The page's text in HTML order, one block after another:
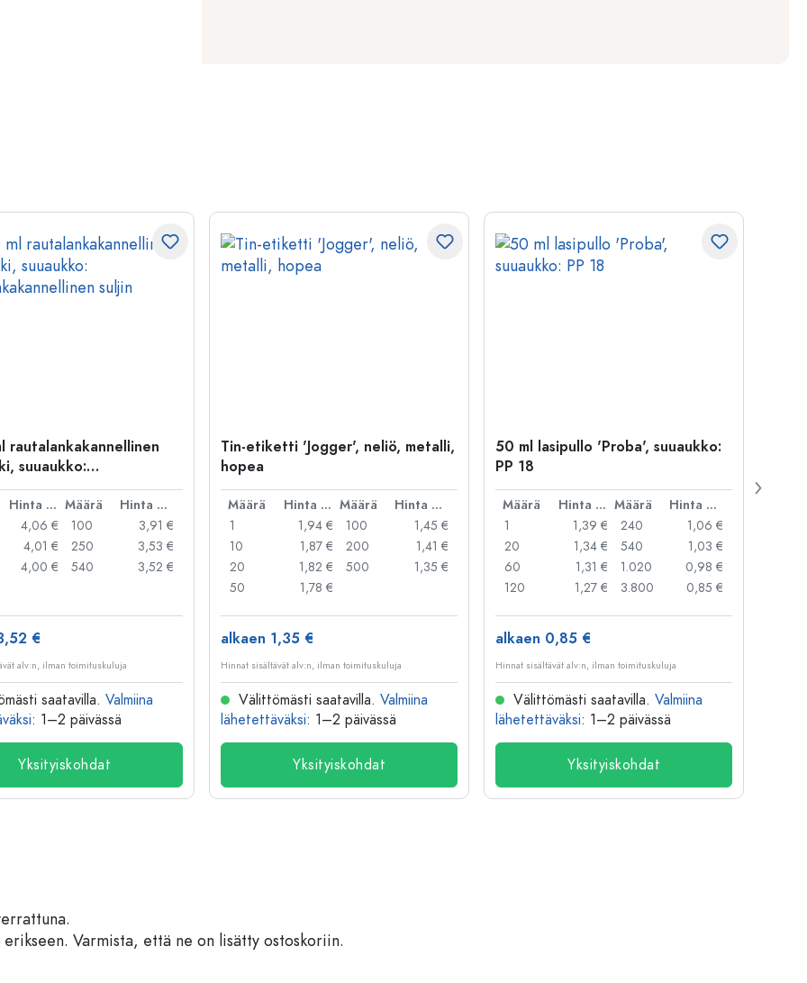
rautalankakannellinen
suuaukko:
suljin
Hinta per kpl Määrä
Hinta per kpl
4,06 €
4,01 €
4,00 €
100
3,91 €
250
3,53 €
540
3,52 €
€
alv:n, ilman toimituskuluja
saatavilla. Valmiina
: 1–2 päivässä
Yksityiskohdat
Tin-etiketti 'Jogger', neliö, metalli,
hopea
Määrä Hinta per kpl Määrä
Hinta per kpl
1
1,94 €
10
1,87 €
20
1,82 €
50
1,78 €
100
1,45 €
200
1,41 €
500
1,35 €
alkaen 1,35 €
Hinnat sisältävät alv:n, ilman toimituskuluja
Välittömästi saatavilla. Valmiina
lähetettäväksi: 1–2 päivässä
Yksityiskohdat
50 ml lasipullo 'Proba', suuaukko:
PP 18
Määrä Hinta per kpl Määrä
Hinta per kpl
1
1,39 €
20
1,34 €
60
1,31 €
120
1,27 €
240
1,06 €
540
1,03 €
1.020
0,98 €
3.800
0,85 €
alkaen 0,85 €
Hinnat sisältävät alv:n, ilman toimituskuluja
Välittömästi saatavilla. Valmiina
lähetettäväksi: 1–2 päivässä
Yksityiskohdat
Varmista, että ne on lisätty ostoskoriin.